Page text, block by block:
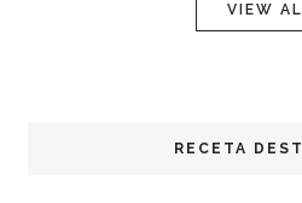
VIEW
RECETA